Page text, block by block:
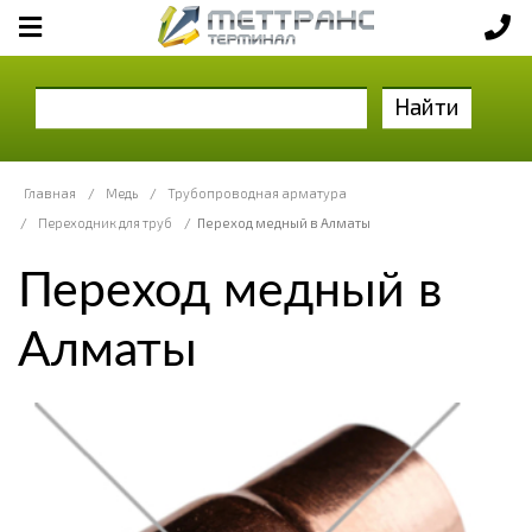
Найти
Главная / Медь /
Трубопроводная арматура
/
Переходник для труб / Переход медный в Алматы
Переход медный в
Алматы